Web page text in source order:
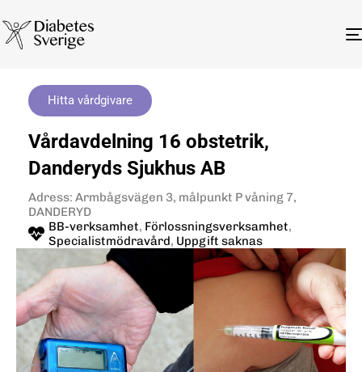
Hitta vårdgivare
Vårdavdelning 16 obstetrik,
Danderyds Sjukhus AB
Adress: Armbågsvägen 3, målpunkt P våning 7,
DANDERYD
BB-verksamhet, Förlossningsverksamhet,
Specialistmödravård, Uppgift saknas